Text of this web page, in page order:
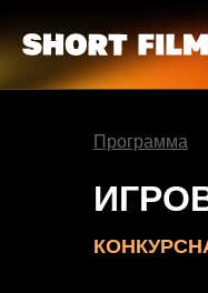
Программа